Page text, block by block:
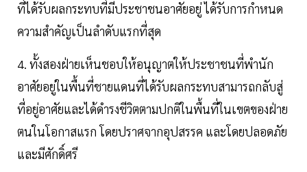
ที่ได้รับผลกระทบที่มีประชาชนอาศัยอยู่ ได้รับการกำหนด
ความสำคัญเป็นลำดับแรกที่สุด
4. ทั้งสองฝ่ายเห็นชอบให้อนุญาตให้ประชาชนที่พำนัก
อาศัยอยู่ในพื้นที่ชายแดนที่ได้รับผลกระทบสามารถกลับสู่
ที่อยู่อาศัยและได้ดำรงชีวิตตามปกติในพื้นที่ในเขตของฝ่าย
ตนในโอกาสแรก โดยปราศจากอุปสรรค และโดยปลอดภัย
และมีศักดิ์ศรี